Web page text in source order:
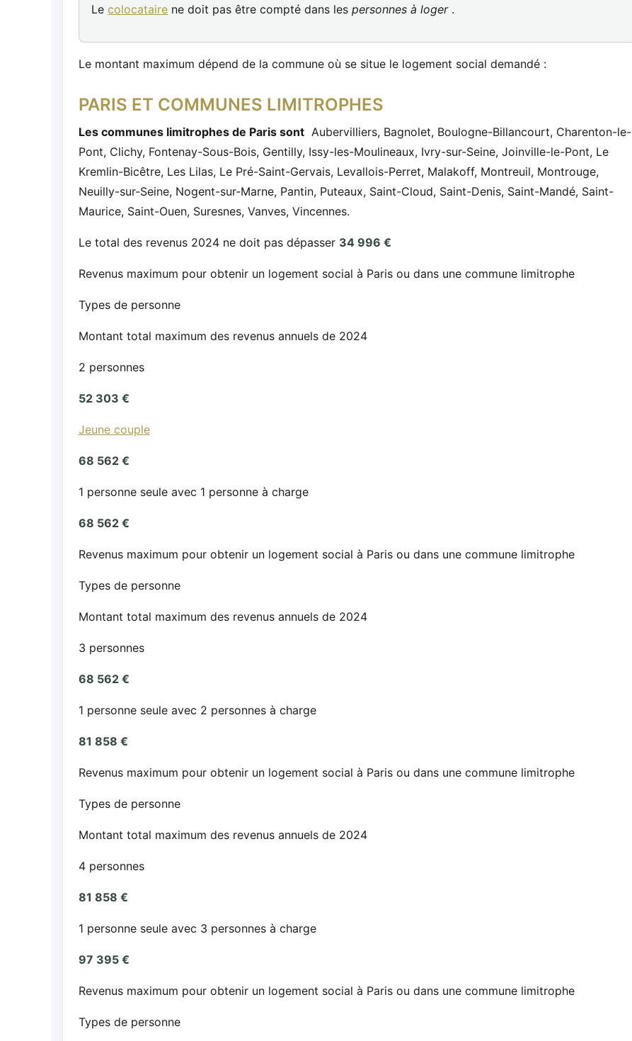
Lecolocataire ne doit pas être compté dans lespersonnes à loger.
Le montant maximum dépend de la commune où se situe le logement social demandé :
PARIS ET COMMUNES LIMITROPHES
Les communes limitrophes de Paris sontAubervilliers, Bagnolet, Boulogne-Billancourt, Charenton-le-
Pont, Clichy, Fontenay-Sous-Bois, Gentilly, Issy-les-Moulineaux, Ivry-sur-Seine, Joinville-le-Pont, Le
Kremlin-Bicêtre, Les Lilas, Le Pré-Saint-Gervais, Levallois-Perret, Malakoff, Montreuil, Montrouge,
Neuilly-sur-Seine, Nogent-sur-Marne, Pantin, Puteaux, Saint-Cloud, Saint-Denis, Saint-Mandé, Saint-
Maurice, Saint-Ouen, Suresnes, Vanves, Vincennes.
Le total des revenus 2024 ne doit pas dépasser 34 996 €
Revenus maximum pour obtenir un logement social à Paris ou dans une commune limitrophe
Types de personne
Montant total maximum des revenus annuels de 2024
2 personnes
52 303 €
Jeune couple
68 562 €
1 personne seule avec 1 personne à charge
68 562 €
Revenus maximum pour obtenir un logement social à Paris ou dans une commune limitrophe
Types de personne
Montant total maximum des revenus annuels de 2024
3 personnes
68 562 €
1 personne seule avec 2 personnes à charge
81 858 €
Revenus maximum pour obtenir un logement social à Paris ou dans une commune limitrophe
Types de personne
Montant total maximum des revenus annuels de 2024
4 personnes
81 858 €
1 personne seule avec 3 personnes à charge
97 395 €
Revenus maximum pour obtenir un logement social à Paris ou dans une commune limitrophe
Types de personne